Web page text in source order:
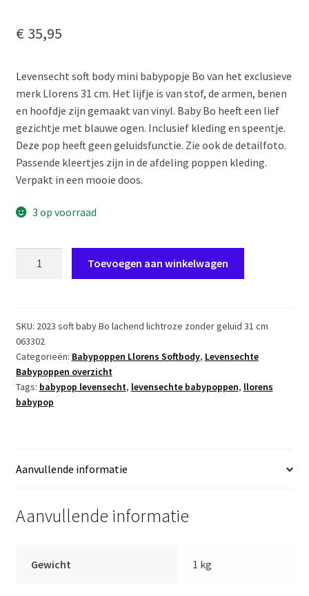
€ 35,95
Levensecht soft body mini babypopje Bo van het exclusieve
merk Llorens 31 cm. Het lijfje is van stof, de armen, benen
en hoofdje zijn gemaakt van vinyl. Baby Bo heeft een lief
gezichtje met blauwe ogen. Inclusief kleding en speentje.
Deze pop heeft geen geluidsfunctie. Zie ook de detailfoto.
Passende kleertjes zijn in de afdeling poppen kleding.
Verpakt in een mooie doos.
3 op voorraad
body
baby
Bo
met
kleding
31
Toevoegen aan winkelwagen
SKU: 2023 soft baby Bo lachend lichtroze zonder geluid 31 cm
063302
Categorieën: Babypoppen Llorens Softbody, Levensechte
Babypoppen overzicht
Tags: babypop levensecht, levensechte babypoppen, llorens
babypop
Aanvullende informatie
Aanvullende informatie
Gewicht 1 kg